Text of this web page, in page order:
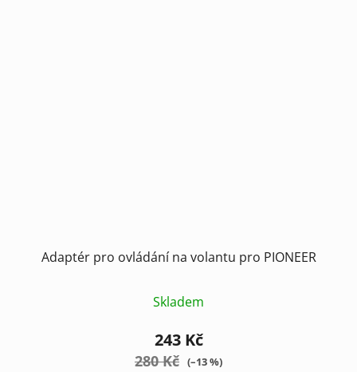
Adaptér pro ovládání na volantu pro PIONEER
Skladem
243 Kč
280 Kč (–13 %)